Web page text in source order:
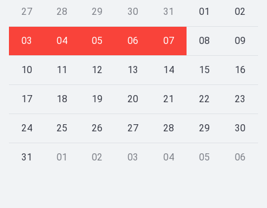
27 28 29 30 31 01 02
03 04 05 06 07 08 09
10 11 12 13 14 15 16
17 18 19 20 21 22 23
24 25 26 27 28 29 30
31 01 02 03 04 05 06